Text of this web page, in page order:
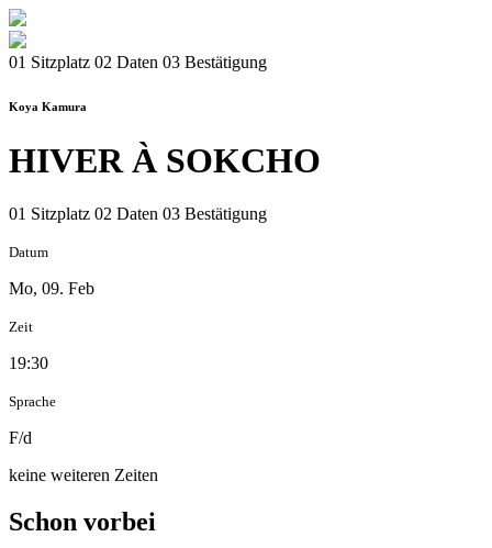
01 Sitzplatz 02 Daten 03 Bestätigung
Koya Kamura
HIVER À SOKCHO
01 Sitzplatz 02 Daten 03 Bestätigung
Datum
Mo, 09. Feb
Zeit
19:30
Sprache
F/d
keine weiteren Zeiten
Schon vorbei